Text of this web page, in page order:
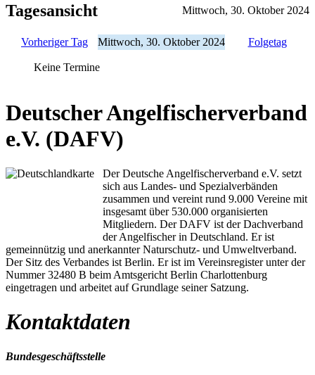
Tagesansicht Mittwoch, 30. Oktober 2024
Vorheriger Tag Mittwoch, 30. Oktober 2024 Folgetag
Keine Termine
Deutscher Angelfischerverband
e.V. (DAFV)
Der Deutsche Angelfischerverband e.V. setzt
sich aus Landes- und Spezialverbänden
zusammen und vereint rund 9.000 Vereine mit
insgesamt über 530.000 organisierten
Mitgliedern. Der DAFV ist der Dachverband
der Angelfischer in Deutschland. Er ist
gemeinnützig und anerkannter Naturschutz- und Umweltverband.
Der Sitz des Verbandes ist Berlin. Er ist im Vereinsregister unter der
Nummer 32480 B beim Amtsgericht Berlin Charlottenburg
eingetragen und arbeitet auf Grundlage seiner Satzung.
Kontaktdaten
Bundesgeschäftsstelle